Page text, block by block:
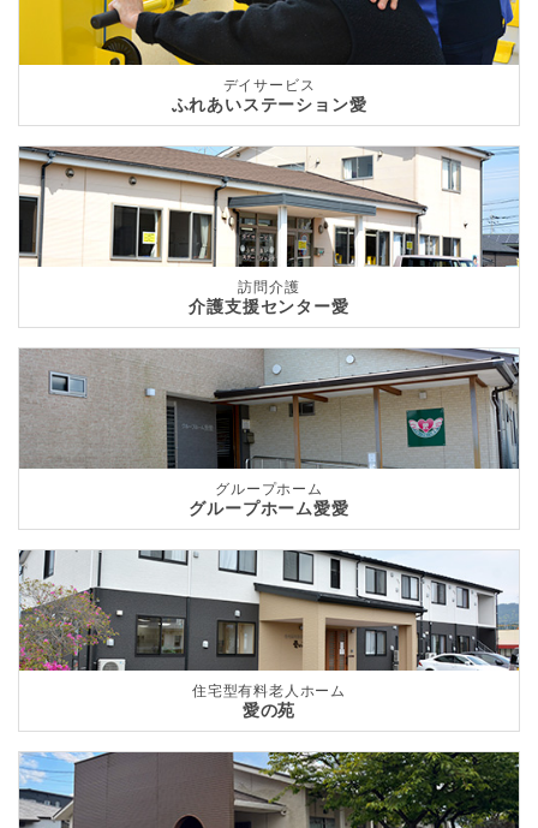
デイサービス
ふれあいステーション愛
訪問介護
介護支援センター愛
グループホーム
グループホーム愛愛
住宅型有料老人ホーム
愛の苑